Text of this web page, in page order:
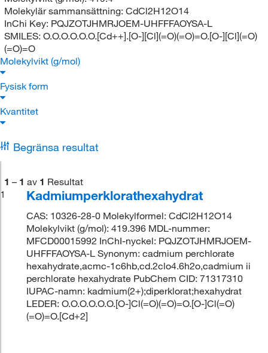
Molekylär sammansättning: CdCl2H12O14
InChi Key: PQJZOTJHMRJOEM-UHFFFAOYSA-L
SMILES: O.O.O.O.O.O.[Cd++].[O-][Cl](=O)(=O)=O.[O-][Cl](=O)
(=O)=O
Molekylvikt (g/mol)
Fysisk form
Kvantitet
Begränsa resultat
1 – 1 av 1 Resultat
1
Kadmiumperklorathexahydrat
CAS: 10326-28-0 Molekylformel: CdCl2H12O14
Molekylvikt (g/mol): 419.396 MDL-nummer:
MFCD00015992 InChI-nyckel: PQJZOTJHMRJOEM-
UHFFFAOYSA-L Synonym: cadmium perchlorate
hexahydrate,acmc-1c6hb,cd.2clo4.6h2o,cadmium ii
perchlorate hexahydrate PubChem CID: 71317310
IUPAC-namn: kadmium(2+);diperklorat;hexahydrat
LEDER: O.O.O.O.O.O.[O-]Cl(=O)(=O)=O.[O-]Cl(=O)
(=O)=O.[Cd+2]